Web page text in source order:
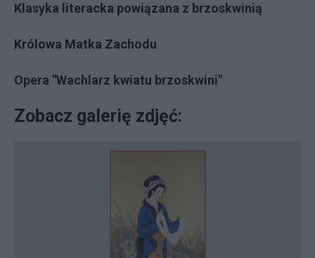
Klasyka literacka powiązana z brzoskwinią
Królowa Matka Zachodu
Opera "Wachlarz kwiatu brzoskwini"
Zobacz galerię zdjęć: